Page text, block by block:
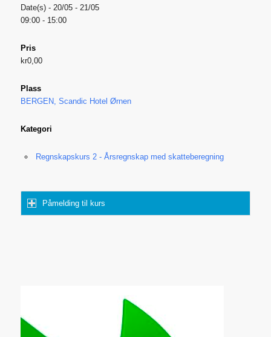
Date(s) - 20/05 - 21/05
09:00 - 15:00
Pris
kr0,00
Plass
BERGEN, Scandic Hotel Ørnen
Kategori
Regnskapskurs 2 - Årsregnskap med skatteberegning
Påmelding til kurs